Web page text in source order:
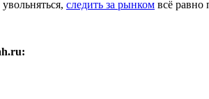
следить за рынком всё равно